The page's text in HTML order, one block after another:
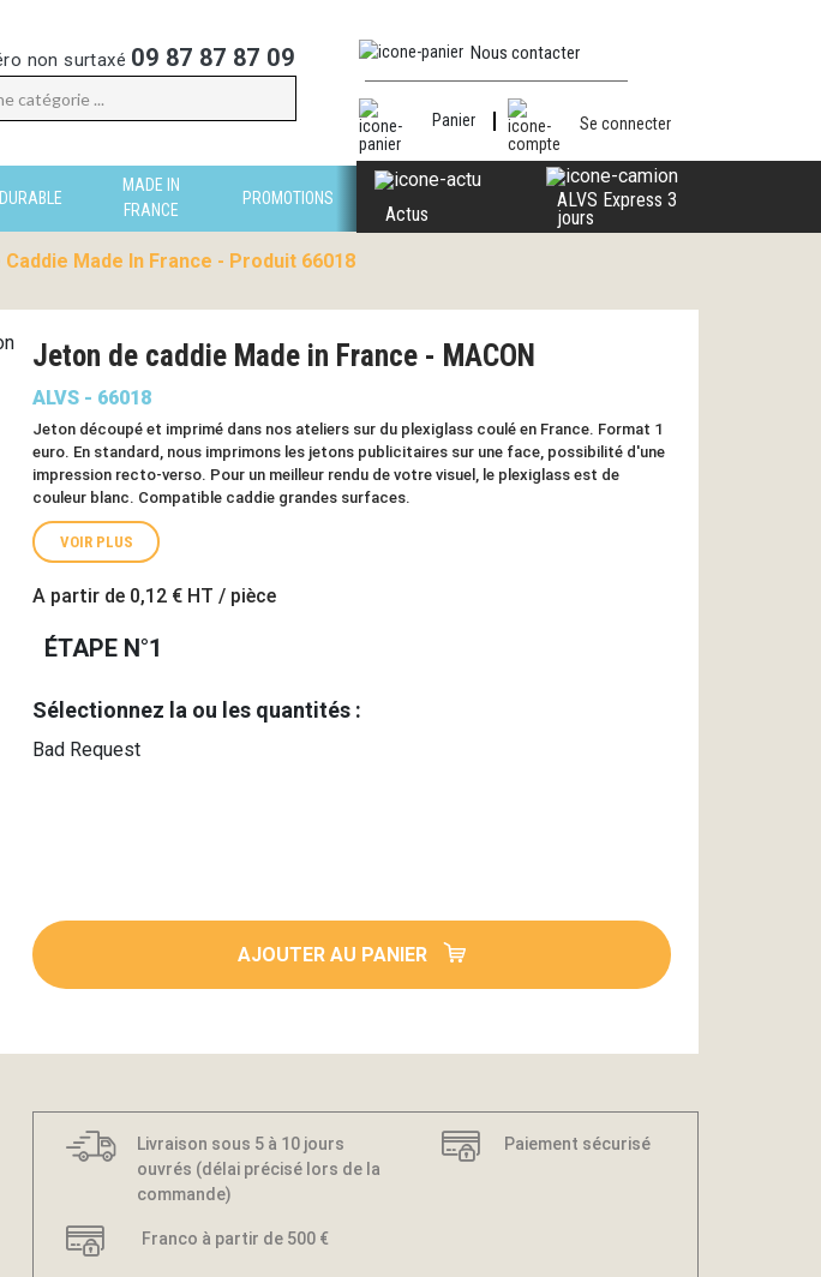
non surtaxé 09 87 87 87 09 Nous contacter
Panier Se connecter
MADE IN
FRANCE
PROMOTIONS
Actus
ALVS Express 3
jours
Made In France - Produit 66018
Jeton de caddie Made in France - MACON
ALVS - 66018
Jeton découpé et imprimé dans nos ateliers sur du plexiglass coulé en France. Format 1
euro. En standard, nous imprimons les jetons publicitaires sur une face, possibilité d'une
impression recto-verso. Pour un meilleur rendu de votre visuel, le plexiglass est de
couleur blanc. Compatible caddie grandes surfaces.
VOIR PLUS
A partir de 0,12 € HT / pièce
ÉTAPE N°1
Sélectionnez la ou les quantités :
Bad Request
AJOUTER AU PANIER
Livraison sous 5 à 10 jours
ouvrés (délai précisé lors de la
commande)
Paiement sécurisé
Franco à partir de 500 €